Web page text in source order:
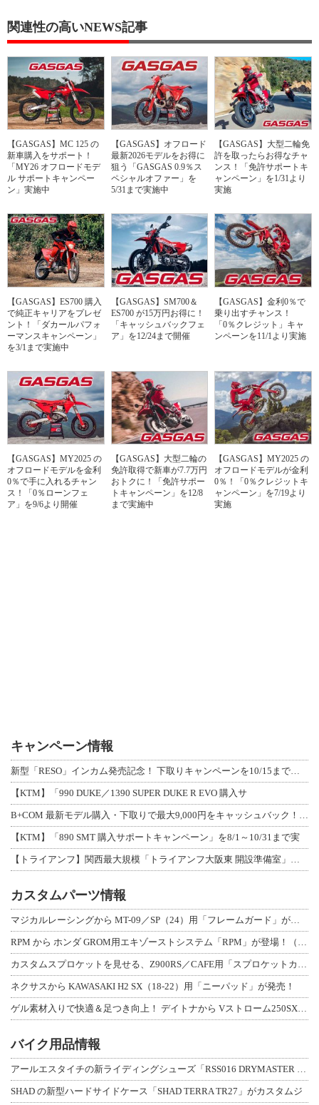
関連性の高いNEWS記事
【GASGAS】MC 125 の
新車購入をサポート！
「MY26 オフロードモデ
ル サポートキャンペー
ン」実施中
【GASGAS】オフロード
最新2026モデルをお得に
狙う「GASGAS 0.9％ス
ペシャルオファー」を
5/31まで実施中
【GASGAS】大型二輪免
許を取ったらお得なチャ
ンス！「免許サポートキ
ャンペーン」を1/31より
実施
【GASGAS】ES700 購入
で純正キャリアをプレゼ
ント！「ダカールパフォ
ーマンスキャンペーン」
を3/1まで実施中
【GASGAS】SM700＆
ES700 が15万円お得に！
「キャッシュバックフェ
ア」を12/24まで開催
【GASGAS】金利0％で
乗り出すチャンス！
「0％クレジット」キャ
ンペーンを11/1より実施
【GASGAS】MY2025 の
オフロードモデルを金利
0％で手に入れるチャン
ス！「0％ローンフェ
ア」を9/6より開催
【GASGAS】大型二輪の
免許取得で新車が7.7万円
おトクに！「免許サポー
トキャンペーン」を12/8
まで実施中
【GASGAS】MY2025 の
オフロードモデルが金利
0％！「0％クレジットキ
ャンペーン」を7/19より
実施
キャンペーン情報
【KTM】「990 DUKE／1390 SUPER DUKE R EVO 購入サ
【KTM】「890 SMT 購入サポートキャンペーン」を8/1～10/31まで実
カスタムパーツ情報
ネクサスから KAWASAKI H2 SX（18-22）用「ニーパッド」が発売！
バイク用品情報
SHAD の新型ハードサイドケース「SHAD TERRA TR27」がカスタムジ